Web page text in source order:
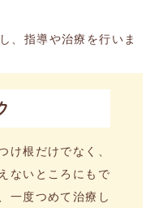
、指導や治療を行いま
け根だけでなく、
ないところにもで
一度つめて治療し